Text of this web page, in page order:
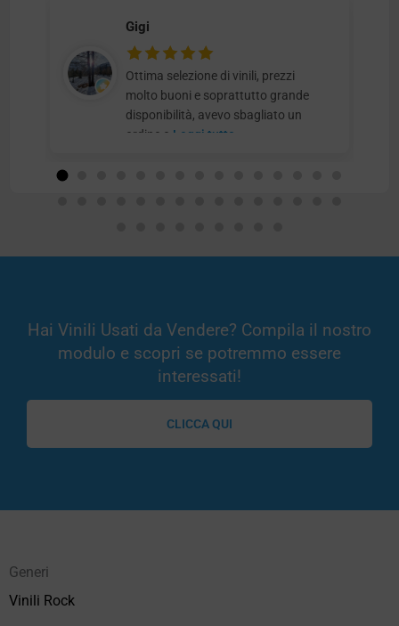
Gigi
Ottima selezione di vinili, prezzi
molto buoni e soprattutto grande
disponibilità, avevo sbagliato un
ordine e Leggi tutto
Hai Vinili Usati da Vendere? Compila il nostro
modulo e scopri se potremmo essere
interessati!
CLICCA QUI
Generi
Vinili Rock